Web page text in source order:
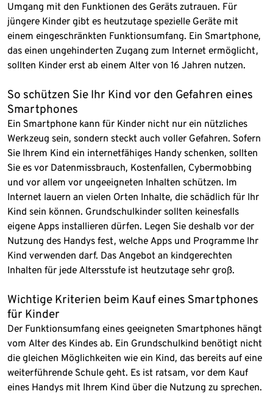
Umgang mit den Funktionen des Geräts zutrauen. Für
jüngere Kinder gibt es heutzutage spezielle Geräte mit
einem eingeschränkten Funktionsumfang. Ein Smartphone,
das einen ungehinderten Zugang zum Internet ermöglicht,
sollten Kinder erst ab einem Alter von 16 Jahren nutzen.
So schützen Sie Ihr Kind vor den Gefahren eines
Smartphones
Ein Smartphone kann für Kinder nicht nur ein nützliches
Werkzeug sein, sondern steckt auch voller Gefahren. Sofern
Sie Ihrem Kind ein internetfähiges Handy schenken, sollten
Sie es vor Datenmissbrauch, Kostenfallen, Cybermobbing
und vor allem vor ungeeigneten Inhalten schützen. Im
Internet lauern an vielen Orten Inhalte, die schädlich für Ihr
Kind sein können. Grundschulkinder sollten keinesfalls
eigene Apps installieren dürfen. Legen Sie deshalb vor der
Nutzung des Handys fest, welche Apps und Programme Ihr
Kind verwenden darf. Das Angebot an kindgerechten
Inhalten für jede Altersstufe ist heutzutage sehr groß.
Wichtige Kriterien beim Kauf eines Smartphones
für Kinder
Der Funktionsumfang eines geeigneten Smartphones hängt
vom Alter des Kindes ab. Ein Grundschulkind benötigt nicht
die gleichen Möglichkeiten wie ein Kind, das bereits auf eine
weiterführende Schule geht. Es ist ratsam, vor dem Kauf
eines Handys mit Ihrem Kind über die Nutzung zu sprechen.